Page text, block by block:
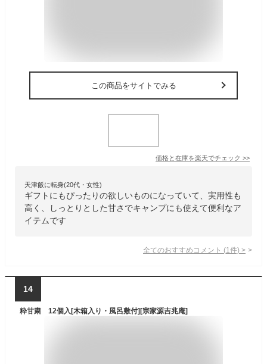
この商品をサイトでみる
価格と在庫を楽天でチェック >>
天津飯に転身(20代・女性)
ギフトにもぴったりの欲しいものになっていて、実用性も
高く、しっとりとした甘さでキャンプにも使えて便利なア
イテムです
全てのおすすめコメント (1 件) >
14
粋甘粛 12個入[木箱入り・風呂敷付][宗家源吉兆庵]